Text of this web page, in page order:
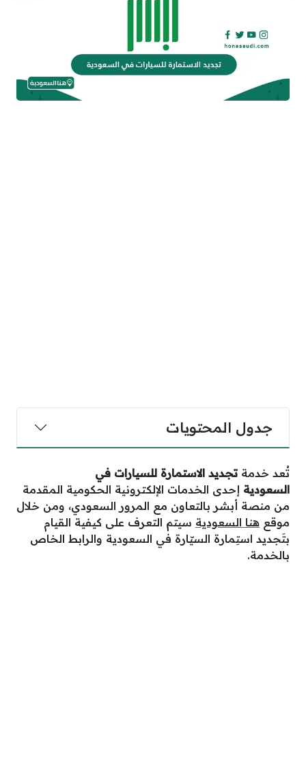
جدول المحتويات
تُعد خدمة تجديد الاستمارة للسيارات في
السعودية إحدى الخدمات الإلكترونية الحكومية المقدمة
من منصة أبشر بالتعاون مع المرور السعودي، ومن خلال
موقع هنا السعودية سيتم التعرف على كيفية القيام
بتَجديد استِمارة السيّارة في السعودية والرابط الخاص
بالخدمة.